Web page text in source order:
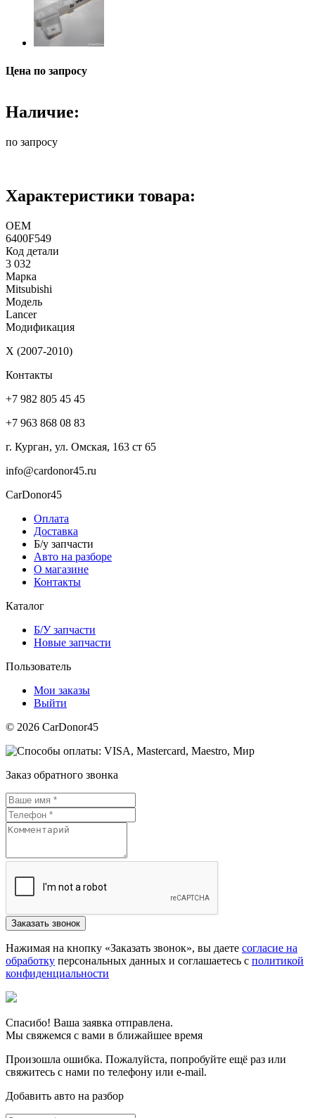
Цена по запросу
Наличие:
по запросу
Характеристики товара:
ОЕМ
6400F549
Код детали
3 032
Марка
Mitsubishi
Модель
Lancer
Модификация
X (2007-2010)
Контакты
+7 982 805 45 45
+7 963 868 08 83
г. Курган, ул. Омская, 163 ст 65
info@cardonor45.ru
CarDonor45
Оплата
Доставка
Б/у запчасти
Авто на разборе
О магазине
Контакты
Каталог
Б/У запчасти
Новые запчасти
Пользователь
Мои заказы
Выйти
© 2026 CarDonor45
Заказ обратного звонка
Нажимая на кнопку «Заказать звонок», вы даете согласие на
обработку персональных данных и соглашаетесь c политикой
конфиденциальности
Спасибо! Ваша заявка отправлена.
Мы свяжемся с вами в ближайшее время
Произошла ошибка. Пожалуйста, попробуйте ещё раз или
свяжитесь с нами по телефону или e-mail.
Добавить авто на разбор